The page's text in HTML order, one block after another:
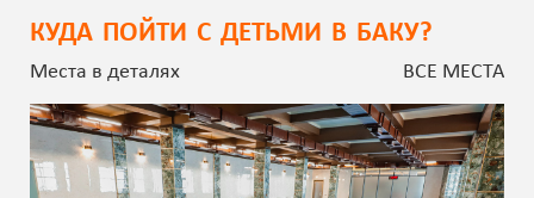
КУДА ПОЙТИ С ДЕТЬМИ В БАКУ?
Места в деталях ВСЕ МЕСТА